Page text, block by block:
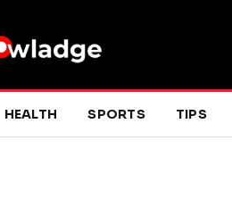
HEALTH SPORTS TIPS